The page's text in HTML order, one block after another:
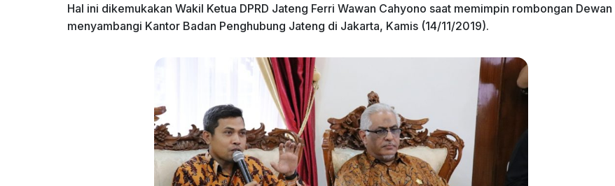
k
Hal ini dikemukakan Wakil Ketua DPRD Jateng Ferri Wawan Cahyono saat memimpin rombongan Dewan
menyambangi Kantor Badan Penghubung Jateng di Jakarta, Kamis (14/11/2019).